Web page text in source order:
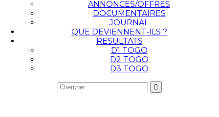
ANNONCES/OFFRES
DOCUMENTAIRES
JOURNAL
QUE DEVIENNENT-ILS ?
RESULTATS
D1 TOGO
D2 TOGO
D3 TOGO